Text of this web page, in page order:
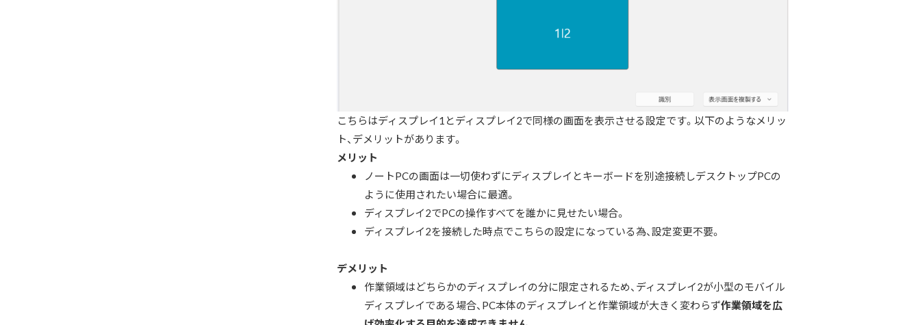
こちらはディスプレイ1とディスプレイ2で同様の画面を表示させる設定です。以下のようなメリッ
ト、デメリットがあります。
メリット
ノートPCの画面は一切使わずにディスプレイとキーボードを別途接続しデスクトップPCの
ように使用されたい場合に最適。
ディスプレイ2でPCの操作すべてを誰かに見せたい場合。
ディスプレイ2を接続した時点でこちらの設定になっている為、設定変更不要。
デメリット
作業領域はどちらかのディスプレイの分に限定されるため、ディスプレイ2が小型のモバイル
ディスプレイである場合、PC本体のディスプレイと作業領域が大きく変わらず作業領域を広